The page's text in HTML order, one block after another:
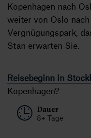
Kopenhagen nach
weiter von Oslo
Vergnügungspark,
Stan erwarten Sie.
Reisebeginn in
Kopenhagen?
Dauer
8+ Tage